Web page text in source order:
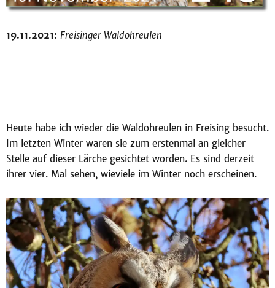
19.11.2021: Freisinger Waldohreulen
Heute habe ich wieder die Waldohreulen in Freising besucht.
Im letzten Winter waren sie zum erstenmal an gleicher
Stelle auf dieser Lärche gesichtet worden. Es sind derzeit
ihrer vier. Mal sehen, wieviele im Winter noch erscheinen.